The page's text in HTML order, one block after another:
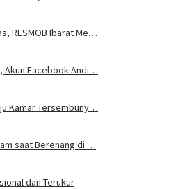
RESMOB Ibarat Me…
Akun Facebook Andi…
Kamar Tersembuny…
saat Berenang di …
dan Terukur